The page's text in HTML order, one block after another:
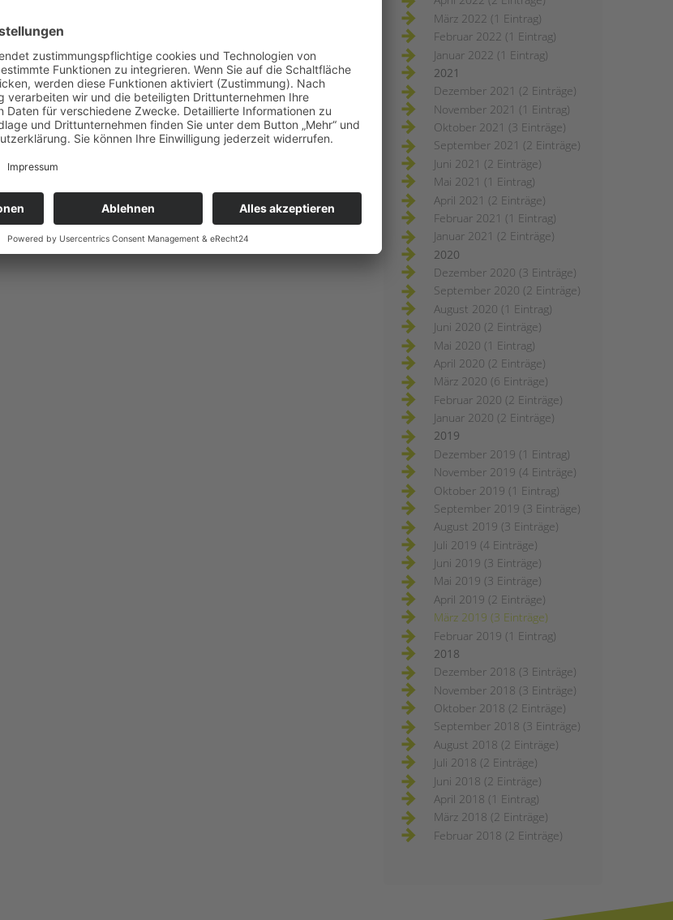
März 2022 (1 Eintrag)
Februar 2022 (1 Eintrag)
Januar 2022 (1 Eintrag)
2021
Dezember 2021 (2 Einträge)
November 2021 (1 Eintrag)
Oktober 2021 (3 Einträge)
September 2021 (2 Einträge)
Juni 2021 (2 Einträge)
Mai 2021 (1 Eintrag)
April 2021 (2 Einträge)
Februar 2021 (1 Eintrag)
Januar 2021 (2 Einträge)
2020
Dezember 2020 (3 Einträge)
September 2020 (2 Einträge)
August 2020 (1 Eintrag)
Juni 2020 (2 Einträge)
Mai 2020 (1 Eintrag)
April 2020 (2 Einträge)
März 2020 (6 Einträge)
Februar 2020 (2 Einträge)
Januar 2020 (2 Einträge)
2019
Dezember 2019 (1 Eintrag)
November 2019 (4 Einträge)
Oktober 2019 (1 Eintrag)
September 2019 (3 Einträge)
August 2019 (3 Einträge)
Juli 2019 (4 Einträge)
Juni 2019 (3 Einträge)
Mai 2019 (3 Einträge)
April 2019 (2 Einträge)
März 2019 (3 Einträge)
Februar 2019 (1 Eintrag)
2018
Dezember 2018 (3 Einträge)
November 2018 (3 Einträge)
Oktober 2018 (2 Einträge)
September 2018 (3 Einträge)
August 2018 (2 Einträge)
Juli 2018 (2 Einträge)
Juni 2018 (2 Einträge)
April 2018 (1 Eintrag)
März 2018 (2 Einträge)
Februar 2018 (2 Einträge)